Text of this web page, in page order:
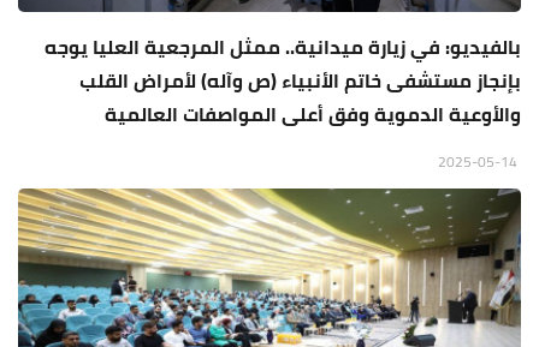
بالفيديو: في زيارة ميدانية.. ممثل المرجعية العليا يوجه
بإنجاز مستشفى خاتم الأنبياء (ص وآله) لأمراض القلب
والأوعية الدموية وفق أعلى المواصفات العالمية